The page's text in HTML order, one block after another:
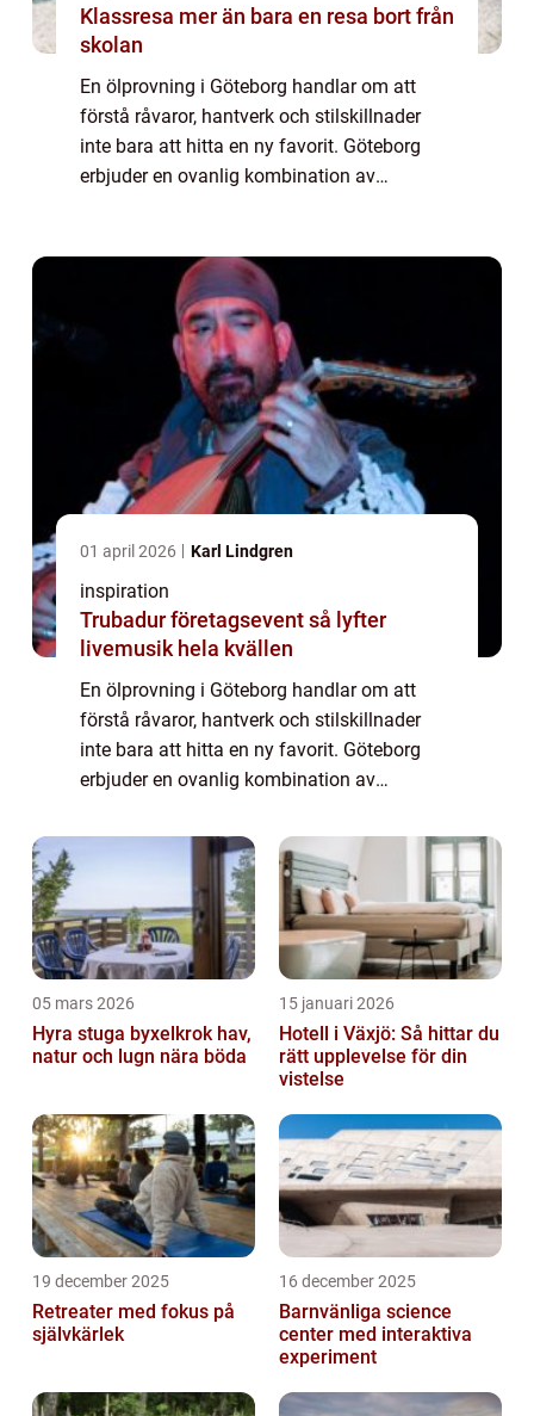
Klassresa mer än bara en resa bort från
skolan
En ölprovning i Göteborg handlar om att
förstå råvaror, hantverk och stilskillnader
inte bara att hitta en ny favorit. Göteborg
erbjuder en ovanlig kombination av
01 april 2026 Karl Lindgren
inspiration
Trubadur företagsevent så lyfter
livemusik hela kvällen
En ölprovning i Göteborg handlar om att
förstå råvaror, hantverk och stilskillnader
inte bara att hitta en ny favorit. Göteborg
erbjuder en ovanlig kombination av
stark portert...
05 mars 2026
Hyra stuga byxelkrok hav,
natur och lugn nära böda
15 januari 2026
Hotell i Växjö: Så hittar du
rätt upplevelse för din
vistelse
19 december 2025
Retreater med fokus på
självkärlek
16 december 2025
Barnvänliga science
center med interaktiva
experiment